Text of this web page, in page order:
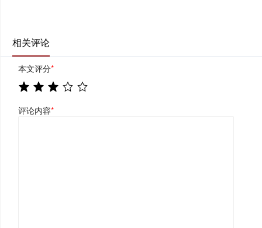
相关评论
本文评分*
评论内容*